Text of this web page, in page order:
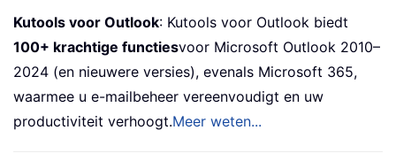
Kutools voor Outlook: Kutools voor Outlook biedt
100+ krachtige functiesvoor Microsoft Outlook 2010–
2024 (en nieuwere versies), evenals Microsoft 365,
waarmee u e-mailbeheer vereenvoudigt en uw
productiviteit verhoogt.Meer weten...